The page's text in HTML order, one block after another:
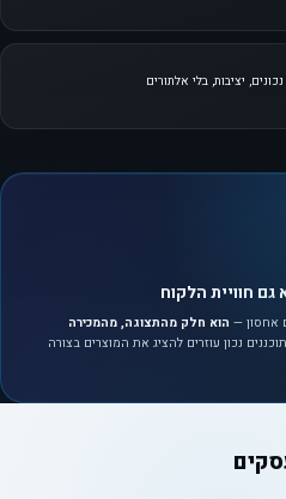
יציבות, בלי אלתורים
חוויית הלקוח
אחסון — הוא חלק מהתצוגה, מהמכירה
נכון עוזרים להציג את המוצרים בצורה